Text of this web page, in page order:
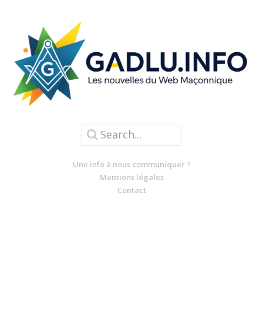
Une info à nous communiquer ?
Mentions légales
Contact